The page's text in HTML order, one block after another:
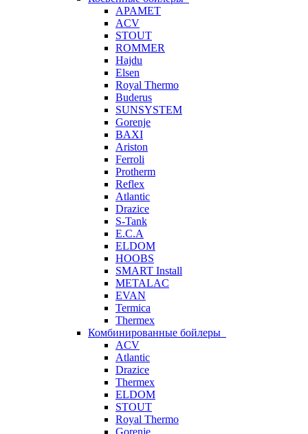
APAMET
ACV
STOUT
ROMMER
Hajdu
Elsen
Royal Thermo
Buderus
SUNSYSTEM
Gorenje
BAXI
Ariston
Ferroli
Protherm
Reflex
Atlantic
Drazice
S-Tank
E.C.A
ELDOM
HOOBS
SMART Install
METALAC
EVAN
Termica
Thermex
Комбинированные бойлеры
ACV
Atlantic
Drazice
Thermex
ELDOM
STOUT
Royal Thermo
Gorenje